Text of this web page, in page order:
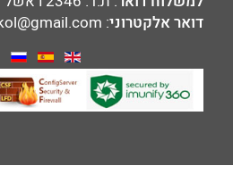
דואר אלקטרוני: